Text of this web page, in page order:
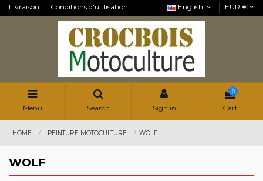
Livraison Conditions d'utilisation English EUR €
Menu Search Sign in
0
Cart
HOME PEINTURE MOTOCULTURE WOLF
WOLF